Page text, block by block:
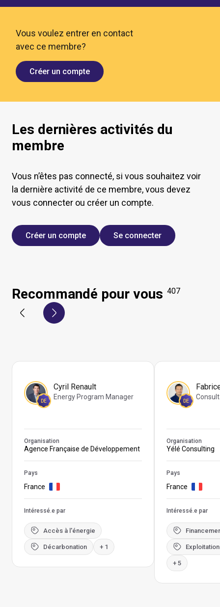
Vous voulez entrer en contact
avec ce membre?
Créer un compte
Les dernières activités du
membre
Vous n’êtes pas connecté, si vous souhaitez voir
la dernière activité de ce membre, vous devez
vous connecter ou créer un compte.
Créer un compte Se connecter
Recommandé pour vous 407
DE
Cyril Renault
Energy Program Manager
Organisation
Agence Française de Développement
Pays
France
Intéressé.e par
Accès à l'énergie
Décarbonation + 1
DE
Organisation
Yélé Consulting
Pays
France
Intéressé.e par
+ 5